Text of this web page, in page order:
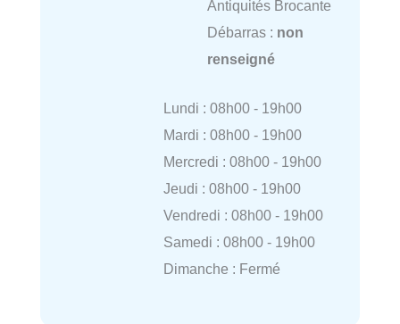
Antiquités Brocante
Débarras : non
renseigné
Lundi : 08h00 - 19h00
Mardi : 08h00 - 19h00
Mercredi : 08h00 - 19h00
Jeudi : 08h00 - 19h00
Vendredi : 08h00 - 19h00
Samedi : 08h00 - 19h00
Dimanche : Fermé